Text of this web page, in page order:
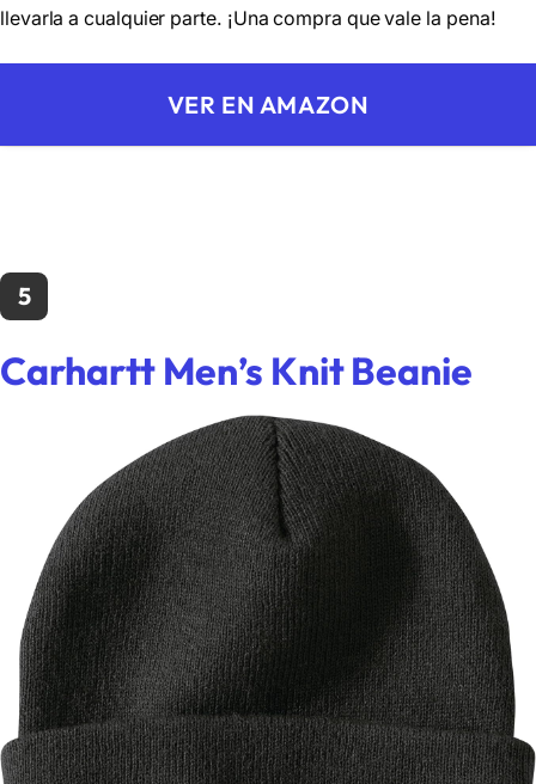
llevarla a cualquier parte. ¡Una compra que vale la pena!
VER EN AMAZON
5
Carhartt Men’s Knit Beanie